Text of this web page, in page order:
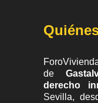
de
derecho
Sevilla,